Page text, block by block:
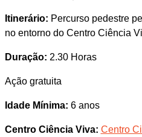
Itinerário: Percurso pedestre
no entorno do Centro Ciência
Duração: 2.30 Horas
Ação gratuita
Idade Mínima: 6 anos
Centro Ciência Viva: Centro